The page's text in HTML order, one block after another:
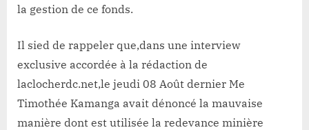
la gestion de ce fonds.
Il sied de rappeler que,dans une interview
exclusive accordée à la rédaction de
laclocherdc.net,le jeudi 08 Août dernier Me
Timothée Kamanga avait dénoncé la mauvaise
manière dont est utilisée la redevance minière